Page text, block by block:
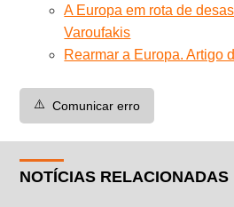
A Europa em rota de
Varoufakis
Rearmar a Europa. Artigo
⚠️ Comunicar erro
NOTÍCIAS RELACIONADAS